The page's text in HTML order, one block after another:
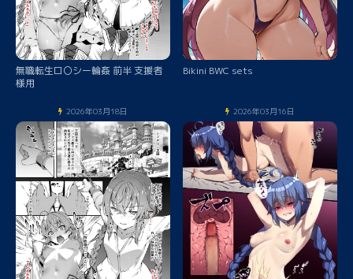
無職転生ロ〇シー輪姦 前半 支援者
様用
Bikini BWC sets
2026年03月18日 2026年03月16日